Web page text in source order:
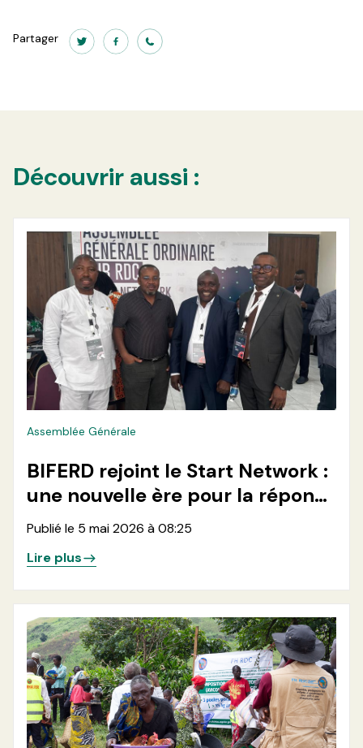
Partager
Découvrir aussi :
Assemblée Générale
BIFERD rejoint le Start Network :
une nouvelle ère pour la réponse
humanitaire en RDC
Publié le 5 mai 2026 à 08:25
Lire plus